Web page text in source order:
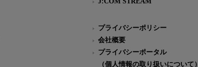
プライバシーポリシー
会社概要
プライバシーポータル
（個人情報の取り扱いについて）